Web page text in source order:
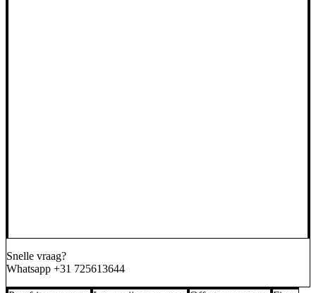
Snelle vraag?
Whatsapp +31 725613644